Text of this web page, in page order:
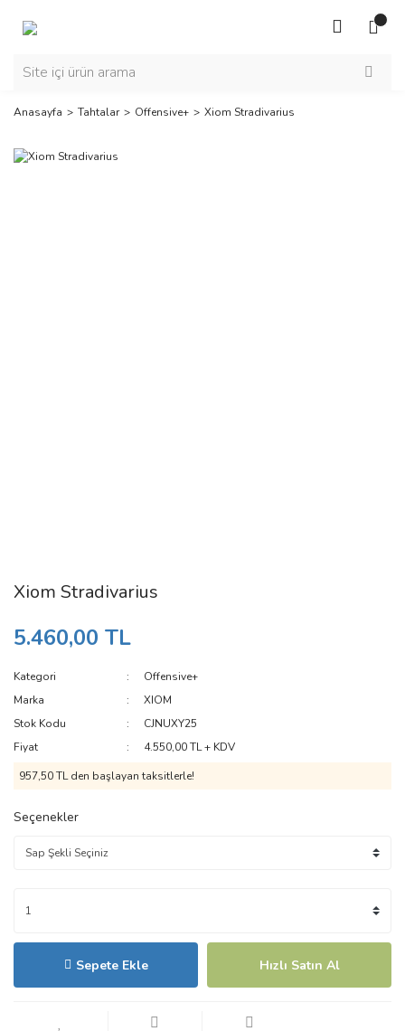
Anasayfa Tahtalar Offensive+ Xiom Stradivarius
Xiom Stradivarius
5.460,00 TL
Kategori
Offensive+
Marka
XIOM
Stok Kodu
CJNUXY25
Fiyat
4.550,00 TL + KDV
957,50 TL den başlayan taksitlerle!
Seçenekler
Sepete Ekle Hızlı Satın Al